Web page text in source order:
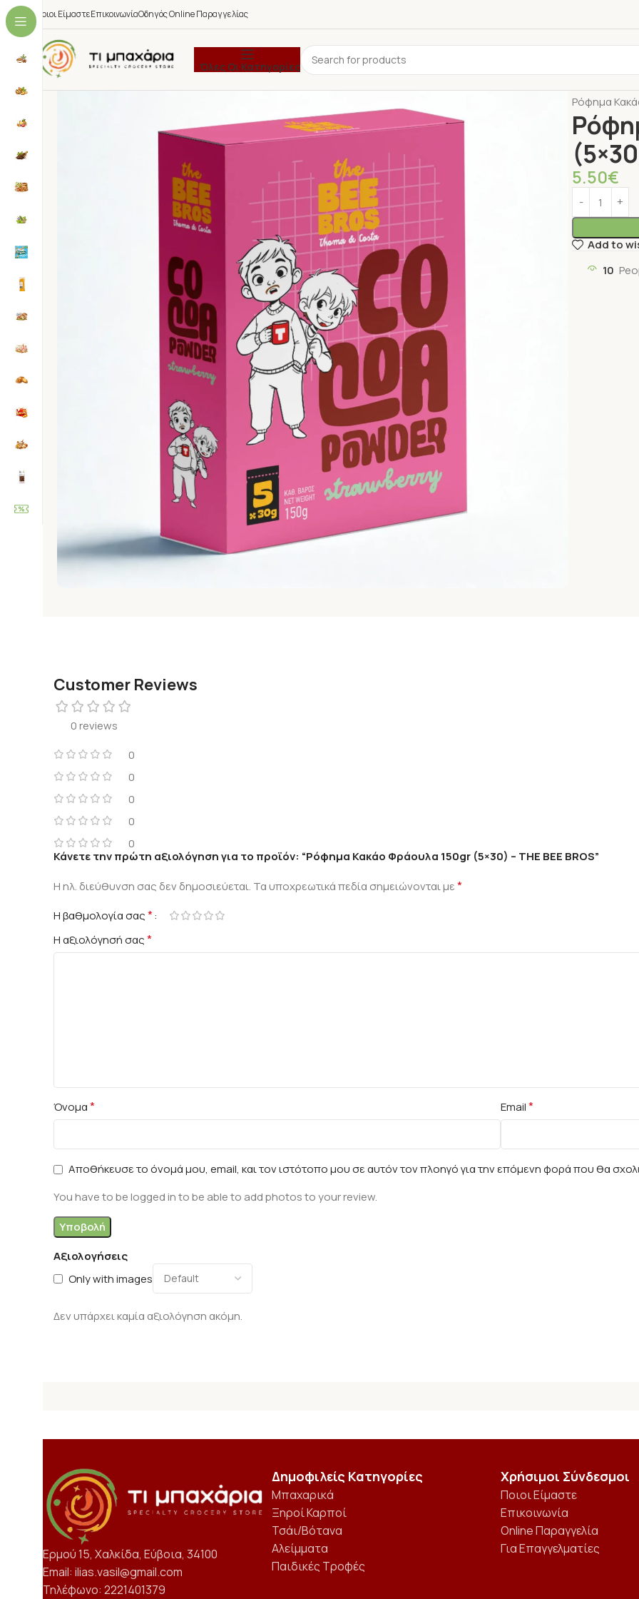
Ποιοι ΕίμαστεΕπικοινωνίαΟδηγός Online Παραγγελίας
Όλες Οι Κατηγορίες
Ρόφημα
5.50€
Add to
10
Customer Reviews
0 reviews
0
0
0
0
0
Αξιολογήσεις
Only with images
Δεν υπάρχει καμία αξιολόγηση ακόμη.
Κάνετε την πρώτη αξιολόγηση για το προϊόν: “Ρόφημα Κακάο Φράουλα 150gr (5×30) – THE BEE BROS”
Η ηλ. διεύθυνση σας δεν δημοσιεύεται. Τα υποχρεωτικά πεδία σημειώνονται με*
Η βαθμολογία σας*
Η αξιολόγησή σας*
Όνομα* Email*
Αποθήκευσε το όνομά μου, email, και τον ιστότοπο μου σε αυτόν τον πλοηγό για την επόμενη φορά που θα
You have to be logged in to be able to add photos to your review.
Ερμού 15, Χαλκίδα, Εύβοια, 34100
Email: ilias.vasil@gmail.com
Τηλέφωνο: 2221401379
Δημοφιλείς Κατηγορίες
Μπαχαρικά
Ξηροί Καρποί
Τσάι/Βότανα
Αλείμματα
Παιδικές Τροφές
Χρήσιμοι Σύνδεσμοι
Ποιοι Είμαστε
Επικοινωνία
Online Παραγγελία
Για Επαγγελματίες